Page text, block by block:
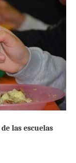
las escuelas